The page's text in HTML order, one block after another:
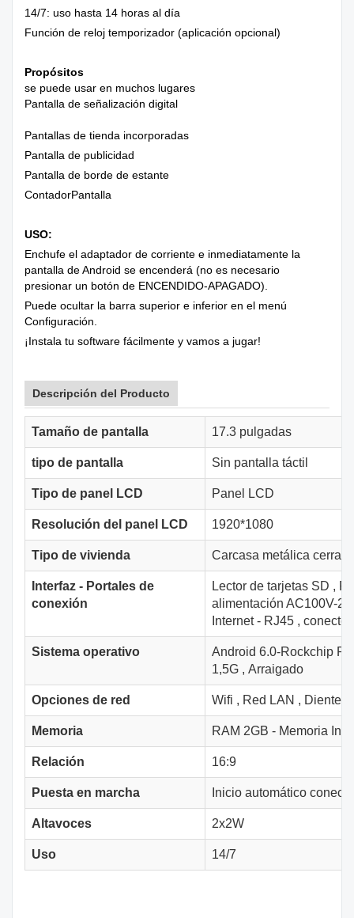
14/7: uso hasta 14 horas al día
Función de reloj temporizador (aplicación opcional)
Propósitos
se puede usar en muchos lugares
Pantalla de señalización digital
Pantallas de tienda incorporadas
Pantalla de publicidad
Pantalla de borde de estante
ContadorPantalla
USO:
Enchufe el adaptador de corriente e inmediatamente la
pantalla de Android se encenderá (no es necesario
presionar un botón de ENCENDIDO-APAGADO).
Puede ocultar la barra superior e inferior en el menú
Configuración.
¡Instala tu software fácilmente y vamos a jugar!
Descripción del Producto
Tamaño de pantalla 17.3 pulgadas
tipo de pantalla Sin pantalla táctil
Tipo de panel LCD Panel LCD
Resolución del panel LCD 1920*1080
Tipo de vivienda Carcasa metálica
Interfaz - Portales de
conexión
Lector de tarjetas SD ,
alimentación AC100V-
Internet - RJ45 ,
Sistema operativo
Android 6.0-Rockchip
1,5G , Arraigado
Opciones de red Wifi , Red LAN , Diente
Memoria RAM 2GB - Memoria
Relación 16:9
Puesta en marcha Inicio automático
Altavoces 2x2W
Uso 14/7